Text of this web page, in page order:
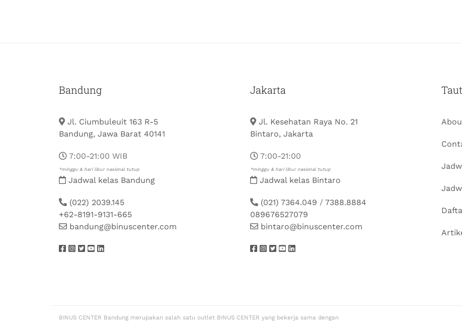
Bandung
Jl. Ciumbuleuit 163 R-5
Bandung, Jawa Barat 40141
7:00-21:00 WIB
*minggu & hari libur nasional tutup
Jadwal kelas Bandung
(022) 2039.145
+62-8191-9131-665
bandung@binuscenter.com
Jakarta
Jl. Kesehatan Raya No. 21
Bintaro, Jakarta
7:00-21:00
*minggu & hari libur nasional tutup
Jadwal kelas Bintaro
(021) 7364.049 / 7388.8884
089676527079
bintaro@binuscenter.com
BINUS CENTER Bandung merupakan salah satu outlet BINUS CENTER yang bekerja sama dengan